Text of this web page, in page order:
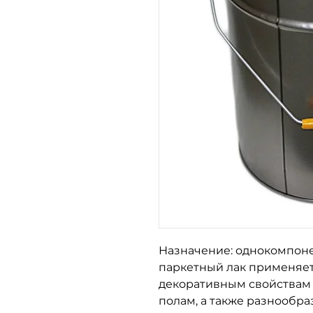
Назначение:
паркетный лак
декоративным
полам, а также